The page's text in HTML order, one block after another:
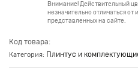
Внимание! Действительный
незначительно отличаться от
представленных на сайте.
Код товара:
Категория: Плинтус и